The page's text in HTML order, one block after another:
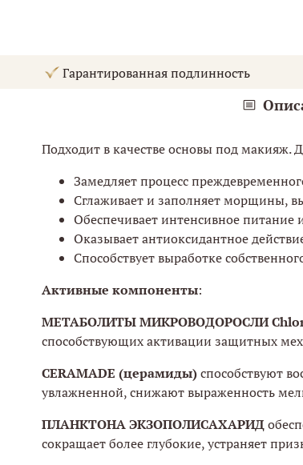
Гарантированная подлинность
Подходит в качестве основы под макияж.
Замедляет процесс
Сглаживает и заполняет морщины,
Обеспечивает интенсивное питание
Оказывает антиоксидантное
Способствует выработке
Активные компоненты:
МЕТАБОЛИТЫ МИКРОВОДОРОСЛИ
способствующих активации защитных
CERAMADE (церамиды)способствуют
увлажненной, снижают выраженность
ПЛАНКТОНА ЭКЗОПОЛИСАХАРИД
сокращает более глубокие, устраняет